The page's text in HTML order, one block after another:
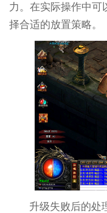
力。在实际操作中可
择合适的放置策略。
升级失败后的处